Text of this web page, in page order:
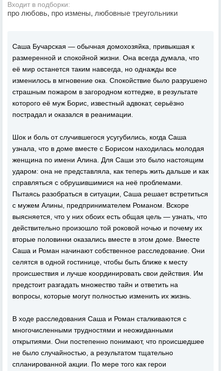
Входит в подборки:
про любовь, про измены, любовные треугольники
Саша Бучарская — обычная домохозяйка, привыкшая к
размеренной и спокойной жизни. Она всегда думала, что
её мир останется таким навсегда, но однажды все
изменилось в мгновение ока. Спокойствие было разрушено
страшным пожаром в загородном коттедже, в результате
которого её муж Борис, известный адвокат, серьёзно
пострадал и оказался в реанимации.
Шок и боль от случившегося усугубились, когда Саша
узнала, что в доме вместе с Борисом находилась молодая
женщина по имени Алина. Для Саши это было настоящим
ударом: она не представляла, как теперь жить дальше и как
справляться с обрушившимися на неё проблемами.
Пытаясь разобраться в ситуации, Саша решает встретиться
с мужем Алины, предпринимателем Романом. Вскоре
выясняется, что у них обоих есть общая цель — узнать, что
действительно произошло той роковой ночью и почему их
вторые половинки оказались вместе в этом доме. Вместе
Саша и Роман начинают собственное расследование. Они
селятся в одной гостинице, чтобы быть ближе к месту
происшествия и лучше координировать свои действия. Им
предстоит разгадать множество тайн и ответить на
вопросы, которые могут полностью изменить их жизнь.
В ходе расследования Саша и Роман сталкиваются с
многочисленными трудностями и неожиданными
открытиями. Они постепенно понимают, что происшедшее
не было случайностью, а результатом тщательно
спланированной акции. По мере того как герои